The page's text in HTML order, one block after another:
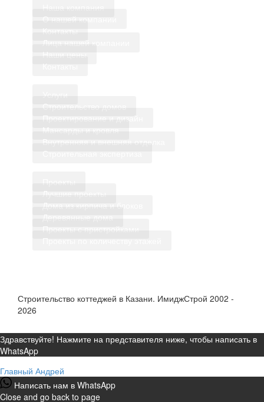
Наша компания
О нашей компании
Контакты
Лица нашей компании
Наши цены
Контакты
Услуги
Строительство домов
Проектирование и дизайн
Мансарды и кровля
Внутренняя и внешняя отделка
Строительная экспертиза
Проекты
Лучшие проекты
Дома из кирпича и блоков
Деревянные дома
Проекты с пристройками
Проекты по количеству этажей
Строительство коттеджей в Казани. ИмиджСтрой 2002 -
2026
Здравствуйте! Нажмите на представителя ниже, чтобы написать в
WhatsApp
Главный Андрей
Написать нам в WhatsApp
Close and go back to page